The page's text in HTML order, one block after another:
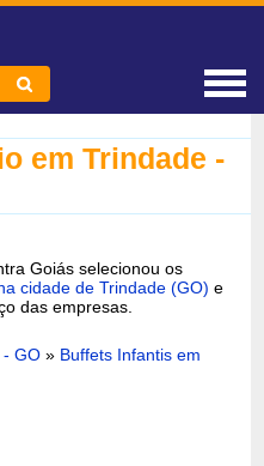
em Trindade -
Goiás selecionou os
cidade de Trindade (GO) e
das empresas.
- GO » Buffets Infantis em